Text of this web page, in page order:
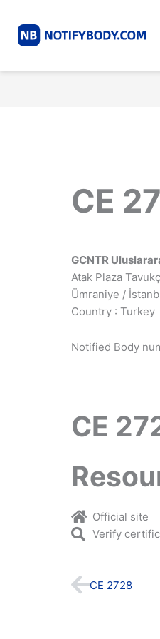
content
CE
GCNTR
Atak Plaza
Ümraniye /
Country : Turkey
Notified Body
CE
Official site
Verify
Prev
CE 2728